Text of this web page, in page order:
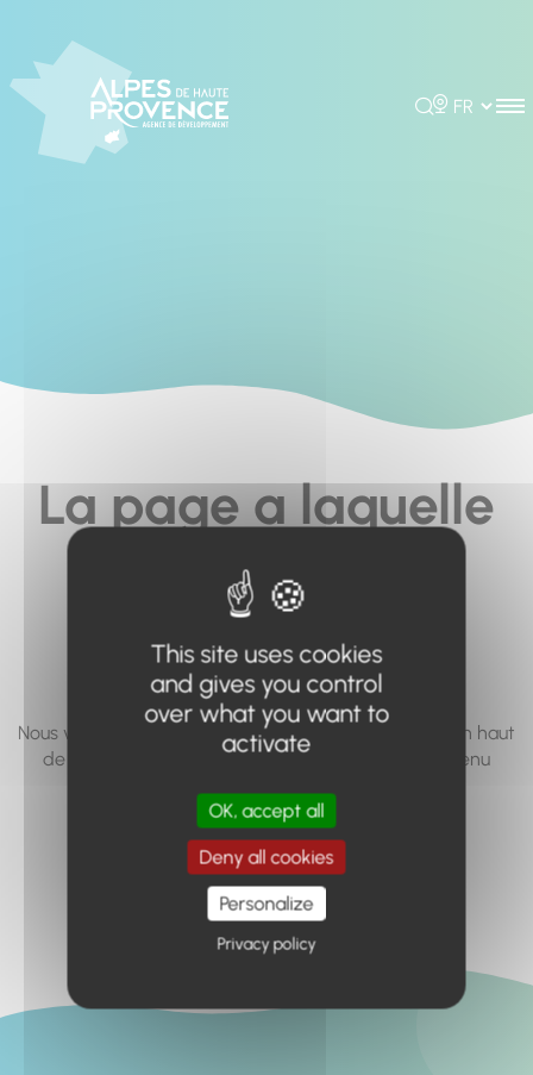
Rechercher
Choisir la
La page a laquelle
vous cherchez à
accéder n'existe
pas... ou plus.
Nous vous invitons à utiliser le moteur de recherche en haut
de page, ou à utiliser le menu pour trouver le contenu
Retour à l'accueil
This site uses cookies
and gives you control
over what you want to
activate
OK, accept all
Deny all cookies
Personalize
Privacy policy